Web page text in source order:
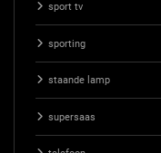
sport tv
sporting
staande lamp
supersaas